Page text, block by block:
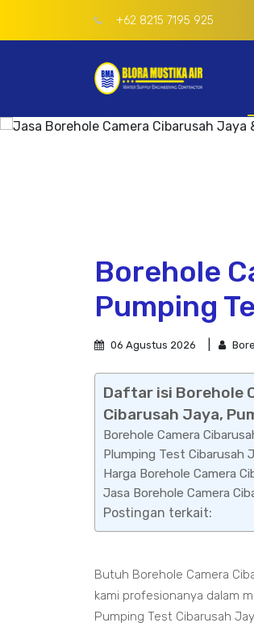
+62 8215 7195 925
Borehole
Pumping
06 Agustus 2026
Daftar isi Borehole
Cibarusah Jaya,
Borehole Camera
Plumping Test Cibarusah
Harga Borehole Camera
Jasa Borehole Camera
Postingan terkait:
Butuh Borehole Camera
kami profesionanya dalam
Pumping Test Cibarusah